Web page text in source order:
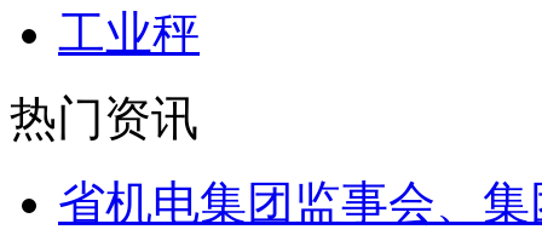
工业秤
热门资讯
省机电集团监事会、